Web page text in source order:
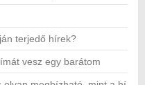
terjedő hírek?
vesz egy barátom